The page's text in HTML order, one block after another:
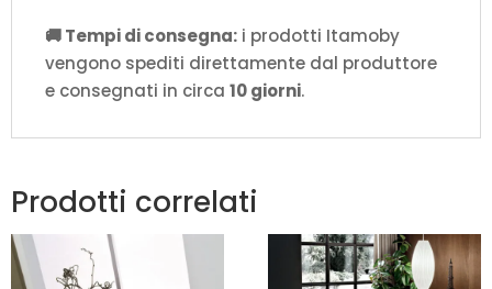
🚚 Tempi di consegna: i prodotti Itamoby
vengono spediti direttamente dal produttore
e consegnati in circa 10 giorni.
Prodotti correlati